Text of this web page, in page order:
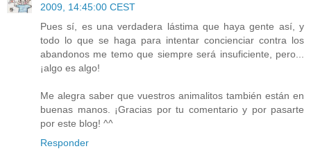
2009, 14:45:00 CEST
Pues sí, es una verdadera lástima que haya gente así, y
todo lo que se haga para intentar concienciar contra los
abandonos me temo que siempre será insuficiente, pero...
¡algo es algo!
Me alegra saber que vuestros animalitos también están en
buenas manos. ¡Gracias por tu comentario y por pasarte
por este blog! ^^
Responder